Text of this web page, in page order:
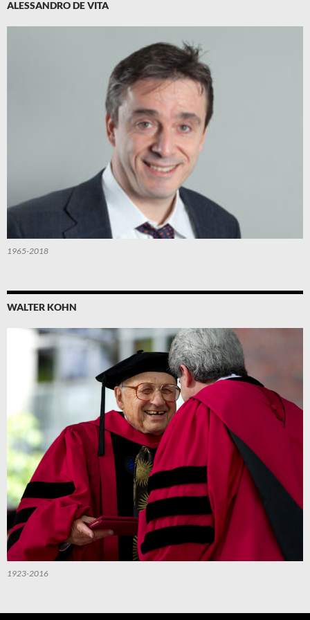
ALESSANDRO DE VITA
1965-2018
WALTER KOHN
1923-2016